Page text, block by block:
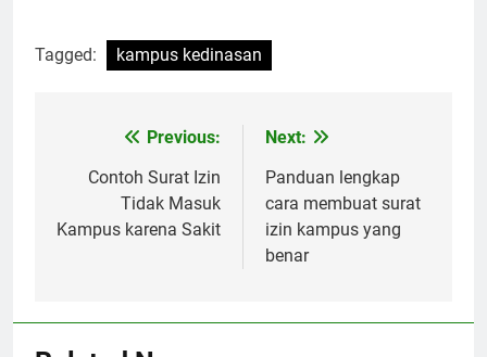
Tagged: kampus kedinasan
navigation
Previous:
Contoh Surat Izin
Tidak Masuk
Kampus karena Sakit
Next:
Panduan lengkap
cara membuat surat
izin kampus yang
benar